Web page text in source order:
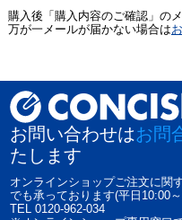
購入後「購入内容のご確認」の
万が一メールが届かない場合は
お問い合わせはお問
たします
オンラインショップご注文に関
でも承っております(平日10:00
TEL 0120-962-034